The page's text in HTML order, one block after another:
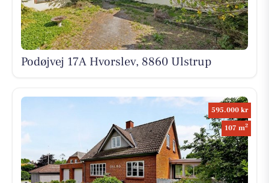
Podøjvej 17A Hvorslev, 8860 Ulstrup
595.000 kr
107 m2